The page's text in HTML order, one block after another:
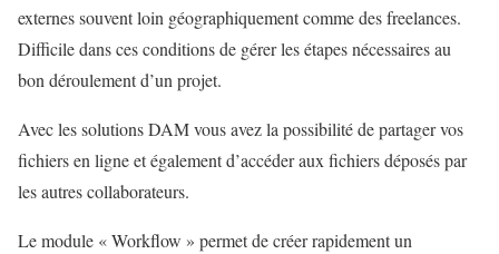
externes souvent loin géographiquement comme des freelances.
Difficile dans ces conditions de gérer les étapes nécessaires au
bon déroulement d’un projet.
Avec les solutions DAM vous avez la possibilité de partager vos
fichiers en ligne et également d’accéder aux fichiers déposés par
les autres collaborateurs.
Le module « Workflow » permet de créer rapidement un